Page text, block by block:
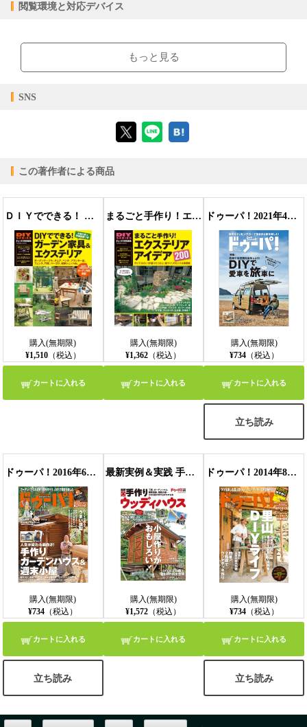
閲覧環境と対応デバイス
ブラウザビューア・PC版ConTenDoビューア・モバイルビューア
【対応デバイス】
【PC版ConTenDoビューア】
【モバイルビューア】
もっと見る
SNS
この著作者による商品
ＤＩＹでできる！ ガーデン家具＆エクステリア
購入(無期限)
¥1,510（税込）
カートに入れる
まるごと手作り！エクステリアアイデア200
購入(無期限)
¥1,362 （税込）
カートに入れる
ドゥーパ！2021年4月号
購入(無期限)
¥734（税込）
カートに入れる
立ち読み
ドゥーパ！2016年6月号
購入(無期限)
¥734 （税込）
カートに入れる
立ち読み
最新実例＆実践 手作りウッディハウス
購入(無期限)
¥1,572 （税込）
カートに入れる
ドゥーパ！2014年8月号
購入(無期限)
¥734（税込）
カートに入れる
立ち読み